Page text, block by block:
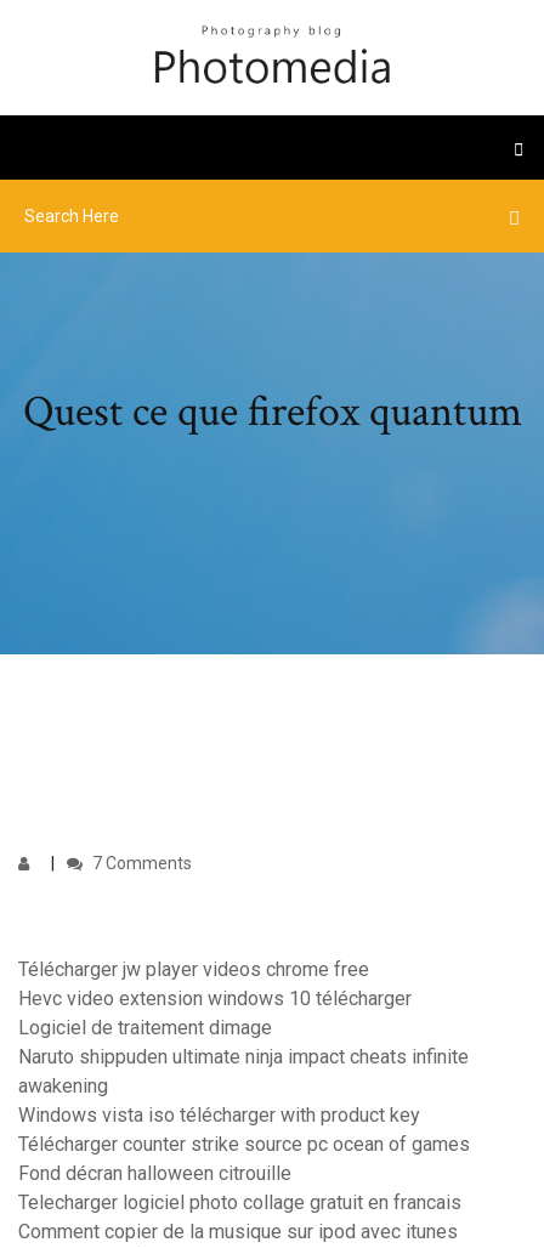
Quest ce que firefox quantum
7 Comments
Télécharger jw player videos chrome free
Hevc video extension windows 10 télécharger
Logiciel de traitement dimage
Naruto shippuden ultimate ninja impact cheats infinite
awakening
Windows vista iso télécharger with product key
Télécharger counter strike source pc ocean of games
Fond décran halloween citrouille
Telecharger logiciel photo collage gratuit en francais
Comment copier de la musique sur ipod avec itunes